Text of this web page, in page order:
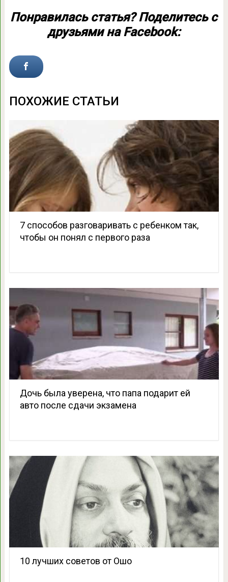
Понравилась статья? Поделитесь с
друзьями на Facebook:
ПОХОЖИЕ СТАТЬИ
7 способов разговаривать с ребенком так,
чтобы он понял с первого раза
Дочь была уверена, что папа подарит ей
авто после сдачи экзамена
10 лучших советов от Ошо